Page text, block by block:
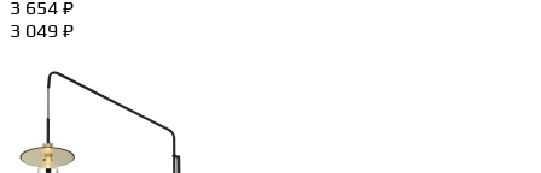
3 654 ₽
3 049 ₽